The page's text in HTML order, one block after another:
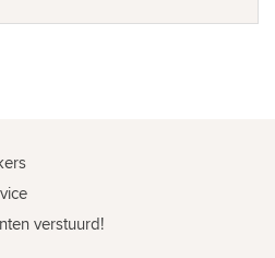
verstuurd!